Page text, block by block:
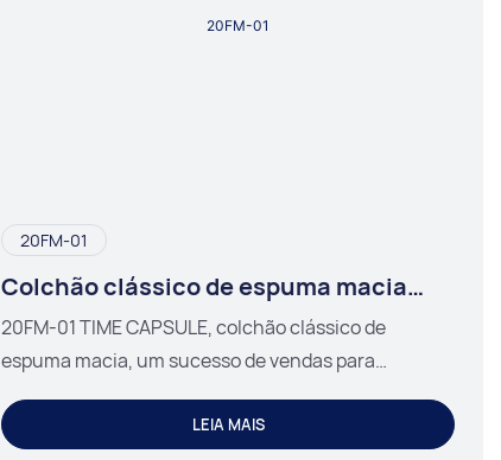
20FM-01
Colchão clássico de espuma macia
para adolescentes
20FM-01 TIME CAPSULE, colchão clássico de
espuma macia, um sucesso de vendas para
adolescentes.
LEIA MAIS